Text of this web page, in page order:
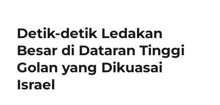
Detik-detik Ledakan
Besar di Dataran Tinggi
Golan yang Dikuasai
Israel